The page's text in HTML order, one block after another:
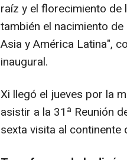
raíz y el florecimiento de
también el nacimiento
Asia y América Latina",
inaugural.
Xi llegó el jueves por la
asistir a la 31ª Reunión
sexta visita al continente